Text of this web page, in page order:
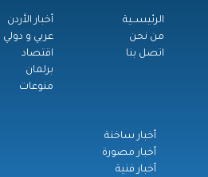
الرئيســية
من نحن
اتصل بنا
أخبار الأردن
عربي و دولي
اقتصاد
برلمان
منوعات
أخبار ساخنة
أخبار مصورة
أخبار فنية